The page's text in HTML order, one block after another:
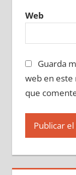
Web
Guarda
web en este
que